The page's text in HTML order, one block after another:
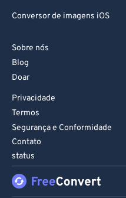
Conversor de imagens iOS
Sobre nós
Blog
Doar
Privacidade
Termos
Segurança e Conformidade
Contato
status